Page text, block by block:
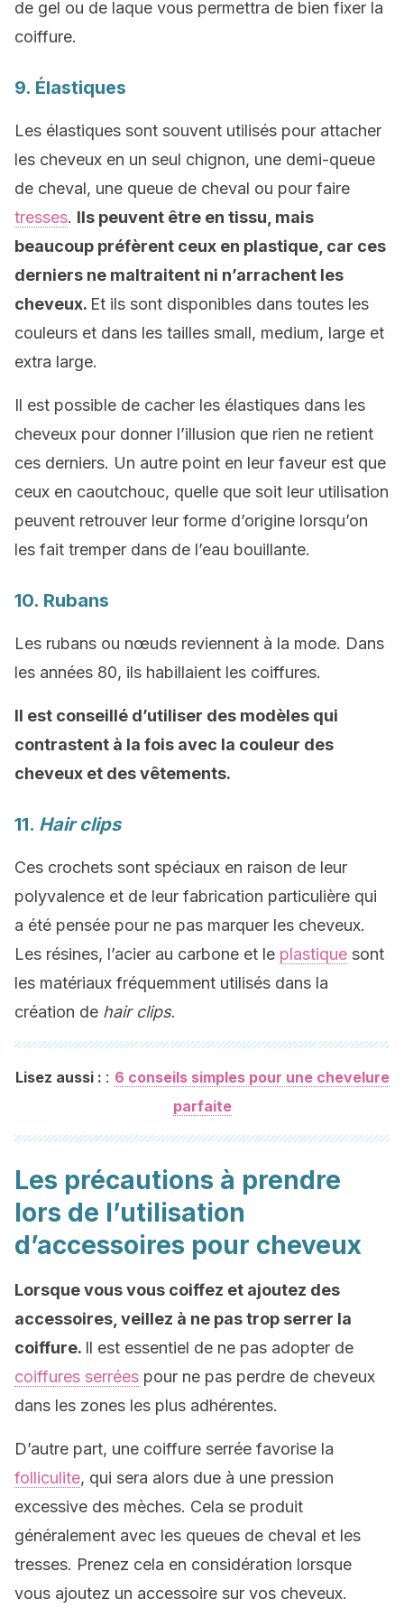
de gel ou de laque vous permettra de bien fixer la
coiffure.
9. Élastiques
Les élastiques sont souvent utilisés pour attacher
les cheveux en un seul chignon, une demi-queue
de cheval, une queue de cheval ou pour faire
tresses. Ils peuvent être en tissu, mais
beaucoup préfèrent ceux en plastique, car ces
derniers ne maltraitent ni n’arrachent les
cheveux. Et ils sont disponibles dans toutes les
couleurs et dans les tailles small, medium, large et
extra large.
Il est possible de cacher les élastiques dans les
cheveux pour donner l’illusion que rien ne retient
ces derniers. Un autre point en leur faveur est que
ceux en caoutchouc, quelle que soit leur utilisation
peuvent retrouver leur forme d’origine lorsqu’on
les fait tremper dans de l’eau bouillante.
10. Rubans
Les rubans ou nœuds reviennent à la mode. Dans
les années 80, ils habillaient les coiffures.
Il est conseillé d’utiliser des modèles qui
contrastent à la fois avec la couleur des
cheveux et des vêtements.
11. Hair clips
Ces crochets sont spéciaux en raison de leur
polyvalence et de leur fabrication particulière qui
a été pensée pour ne pas marquer les cheveux.
Les résines, l’acier au carbone et le plastique sont
les matériaux fréquemment utilisés dans la
création de hair clips.
Lisez aussi : : 6 conseils simples pour une chevelure
parfaite
Les précautions à prendre
lors de l’utilisation
d’accessoires pour cheveux
Lorsque vous vous coiffez et ajoutez des
accessoires, veillez à ne pas trop serrer la
coiffure. Il est essentiel de ne pas adopter de
coiffures serrées pour ne pas perdre de cheveux
dans les zones les plus adhérentes.
D’autre part, une coiffure serrée favorise la
folliculite, qui sera alors due à une pression
excessive des mèches. Cela se produit
généralement avec les queues de cheval et les
tresses. Prenez cela en considération lorsque
vous ajoutez un accessoire sur vos cheveux.